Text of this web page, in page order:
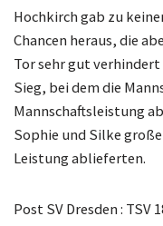
Hochkirch gab zu
Chancen heraus, die
Tor sehr gut verhindert
Sieg, bei dem die
Mannschaftsleistung
Sophie und Silke
Leistung ablieferten.
Post SV Dresden :